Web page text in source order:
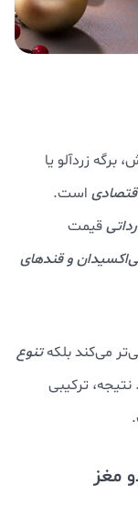
برگه زردآلو یا
است.
قیمت
و قندهای
می‌کند بلکهتنوع
ترکیبی